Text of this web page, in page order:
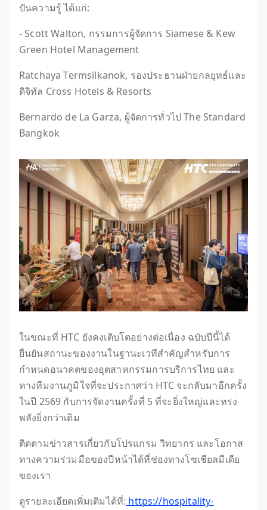
ปันความรู้ ได้แก่:
- Scott Walton, กรรมการผู้จัดการ Siamese & Kew
Green Hotel Management
Ratchaya Termsilkanok, รองประธานฝ่ายกลยุทธ์และ
ดิจิทัล Cross Hotels & Resorts
Bernardo de La Garza, ผู้จัดการทั่วไป The Standard
Bangkok
ในขณะที่ HTC ยังคงเติบโตอย่างต่อเนื่อง ฉบับปีนี้ได้
ยืนยันสถานะของงานในฐานะเวทีสำคัญสำหรับการ
กำหนดอนาคตของอุตสาหกรรมการบริการไทย และ
ทางทีมงานภูมิใจที่จะประกาศว่า HTC จะกลับมาอีกครั้ง
ในปี 2569 กับการจัดงานครั้งที่ 5 ที่จะยิ่งใหญ่และทรง
พลังยิ่งกว่าเดิม
ติดตามข่าวสารเกี่ยวกับโปรแกรม วิทยากร และโอกาส
ทางความร่วมมือของปีหน้าได้ที่ช่องทางโซเชียลมีเดีย
ของเรา
ดูรายละเอียดเพิ่มเติมได้ที่: https://hospitality-